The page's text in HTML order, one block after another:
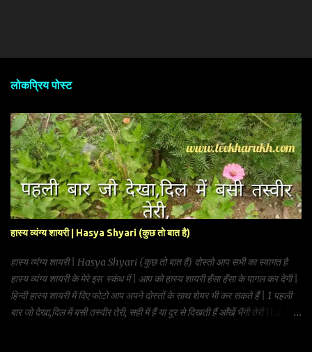
लोकप्रिय पोस्ट
हास्य व्यंग्य शायरी | Hasya Shyari (कुछ तो बात है)
हास्य व्यंग्य शायरी | Hasya Shyari (कुछ तो बात है) दोस्तो आप सभी का स्वागत है
हास्य व्यंग्य शायरी के मेरे इस स्कंध में | आप को हास्य शायरी हँसा हँसा के पागल कर देगी |
हिन्दी हास्य शायरी में दिए फोटो आप अपने दोस्तों के साथ शेयर भी कर सकते हैं | 1 पहली
बार जो देखा,दिल में बसी तस्वीर तेरी, सही में हैं या दूर से दिखती हैं आँखें भैंगी तेरी || 2 आते